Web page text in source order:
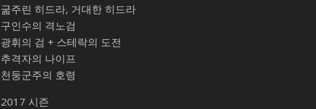
굶주린 히드라, 거대한 히드라
구인수의 격노검
광휘의 검 + 스테락의 도전
추격자의 나이프
천둥군주의 호령
2017 시즌